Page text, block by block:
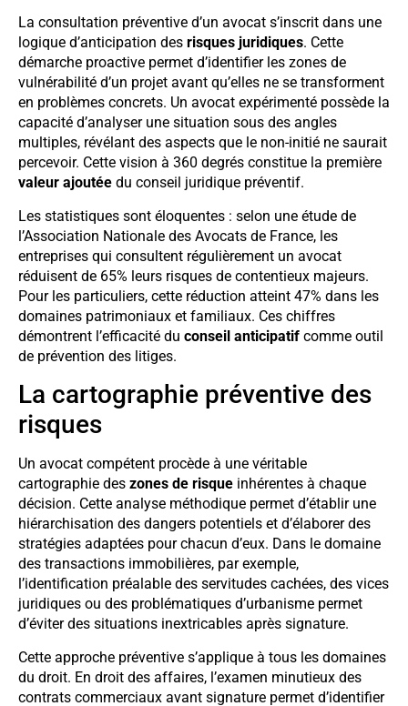
La consultation préventive d’un avocat s’inscrit dans une
logique d’anticipation des risques juridiques. Cette
démarche proactive permet d’identifier les zones de
vulnérabilité d’un projet avant qu’elles ne se transforment
en problèmes concrets. Un avocat expérimenté possède la
capacité d’analyser une situation sous des angles
multiples, révélant des aspects que le non-initié ne saurait
percevoir. Cette vision à 360 degrés constitue la première
valeur ajoutée du conseil juridique préventif.
Les statistiques sont éloquentes : selon une étude de
l’Association Nationale des Avocats de France, les
entreprises qui consultent régulièrement un avocat
réduisent de 65% leurs risques de contentieux majeurs.
Pour les particuliers, cette réduction atteint 47% dans les
domaines patrimoniaux et familiaux. Ces chiffres
démontrent l’efficacité du conseil anticipatif comme outil
de prévention des litiges.
La cartographie préventive des
risques
Un avocat compétent procède à une véritable
cartographie des zones de risque inhérentes à chaque
décision. Cette analyse méthodique permet d’établir une
hiérarchisation des dangers potentiels et d’élaborer des
stratégies adaptées pour chacun d’eux. Dans le domaine
des transactions immobilières, par exemple,
l’identification préalable des servitudes cachées, des vices
juridiques ou des problématiques d’urbanisme permet
d’éviter des situations inextricables après signature.
Cette approche préventive s’applique à tous les domaines
du droit. En droit des affaires, l’examen minutieux des
contrats commerciaux avant signature permet d’identifier